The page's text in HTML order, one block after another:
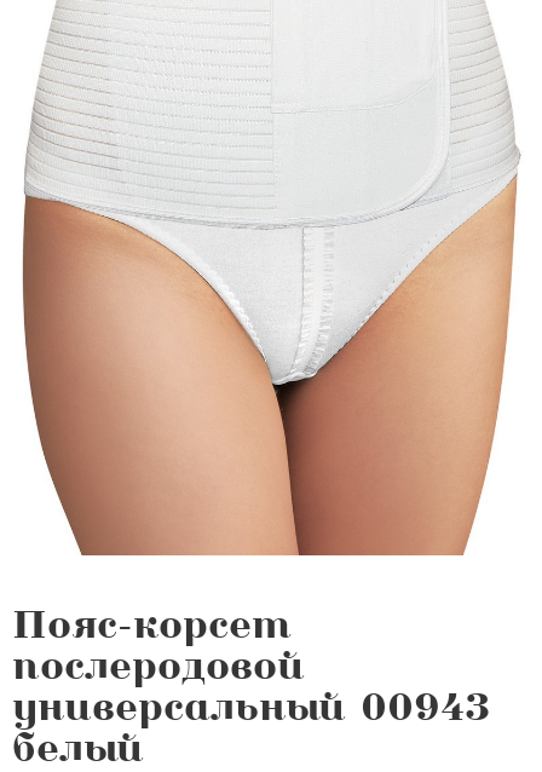
Пояс-корсет
послеродовой
универсальный 00943
белый